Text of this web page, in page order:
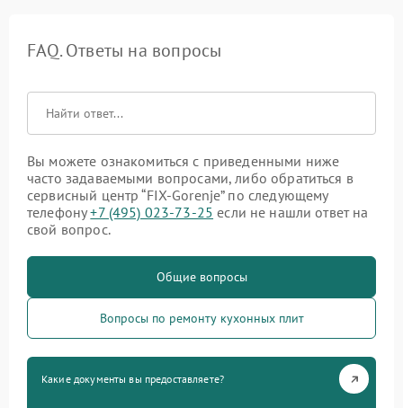
FAQ. Ответы на вопросы
Вы можете ознакомиться с приведенными ниже
часто задаваемыми вопросами, либо обратиться в
сервисный центр “FIX-Gorenje” по следующему
телефону+7 (495) 023-73-25 если не нашли ответ на
свой вопрос.
Общие вопросы
Вопросы по ремонту кухонных плит
Какие документы вы предоставляете?